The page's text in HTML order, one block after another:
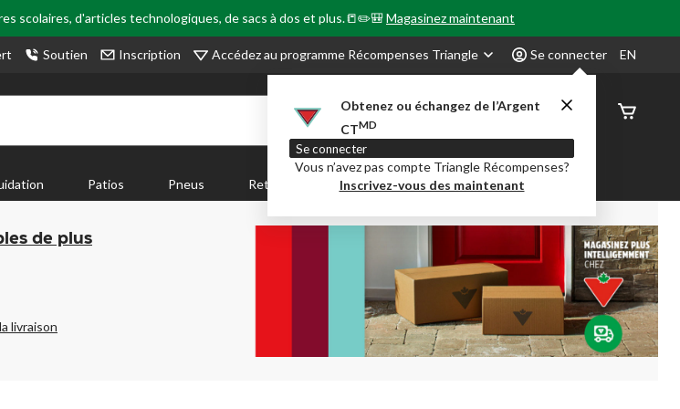
scolaires, d'articles technologiques, de sacs à dos et plus.📒✏️🎒Magasinez maintenant
Soutien Inscription Accédez au programme Récompenses Triangle Se connecter
Obtenez ou échangez de l’Argent
CTMD
Se connecter
Vous n’avez pas compte Triangle Récompenses?
Inscrivez-vous des maintenant
EN
État de
Patios Pneus Retour en Classe Party City Centre-auto
de plus
livraison